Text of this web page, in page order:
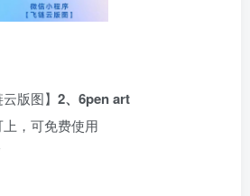
版图】 2、6pen art
，可免费使用